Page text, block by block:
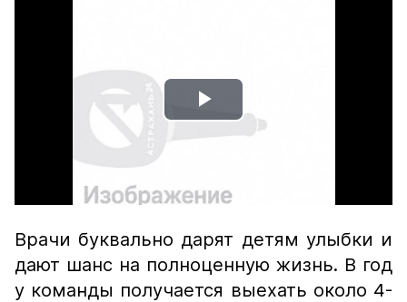
Play
Врачи буквально дарят детям улыбки и
дают шанс на полноценную жизнь. В год
у команды получается выехать около 4-